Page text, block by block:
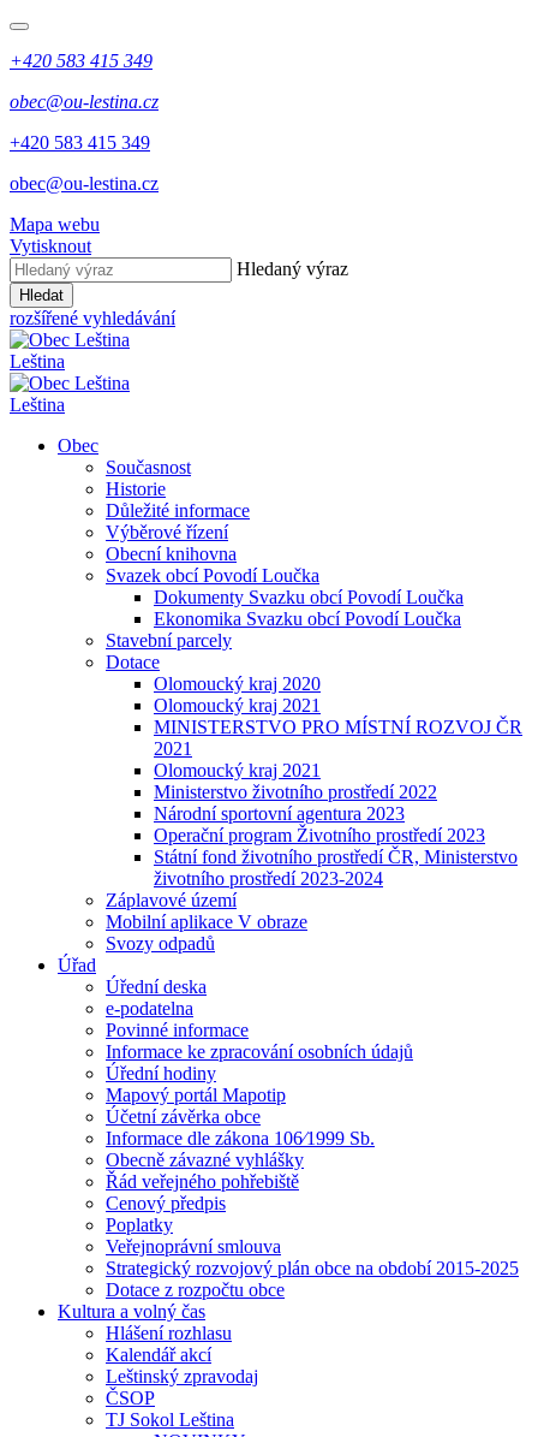
+420 583 415 349
obec@ou-lestina.cz
+420 583 415 349
obec@ou-lestina.cz
Mapa webu
Vytisknout
Hledaný výraz
Hledat
rozšířené vyhledávání
Leština
Leština
Obec
Současnost
Historie
Důležité informace
Výběrové řízení
Obecní knihovna
Svazek obcí Povodí Loučka
Dokumenty Svazku obcí Povodí Loučka
Ekonomika Svazku obcí Povodí Loučka
Stavební parcely
Dotace
Olomoucký kraj 2020
Olomoucký kraj 2021
MINISTERSTVO PRO MÍSTNÍ ROZVOJ ČR
2021
Olomoucký kraj 2021
Ministerstvo životního prostředí 2022
Národní sportovní agentura 2023
Operační program Životního prostředí 2023
Státní fond životního prostředí ČR, Ministerstvo
životního prostředí 2023-2024
Záplavové území
Mobilní aplikace V obraze
Svozy odpadů
Úřad
Úřední deska
e-podatelna
Povinné informace
Informace ke zpracování osobních údajů
Úřední hodiny
Mapový portál Mapotip
Účetní závěrka obce
Informace dle zákona 106⁄1999 Sb.
Obecně závazné vyhlášky
Řád veřejného pohřebiště
Cenový předpis
Poplatky
Veřejnoprávní smlouva
Strategický rozvojový plán obce na období 2015-2025
Dotace z rozpočtu obce
Kultura a volný čas
Hlášení rozhlasu
Kalendář akcí
Leštinský zpravodaj
ČSOP
TJ Sokol Leština